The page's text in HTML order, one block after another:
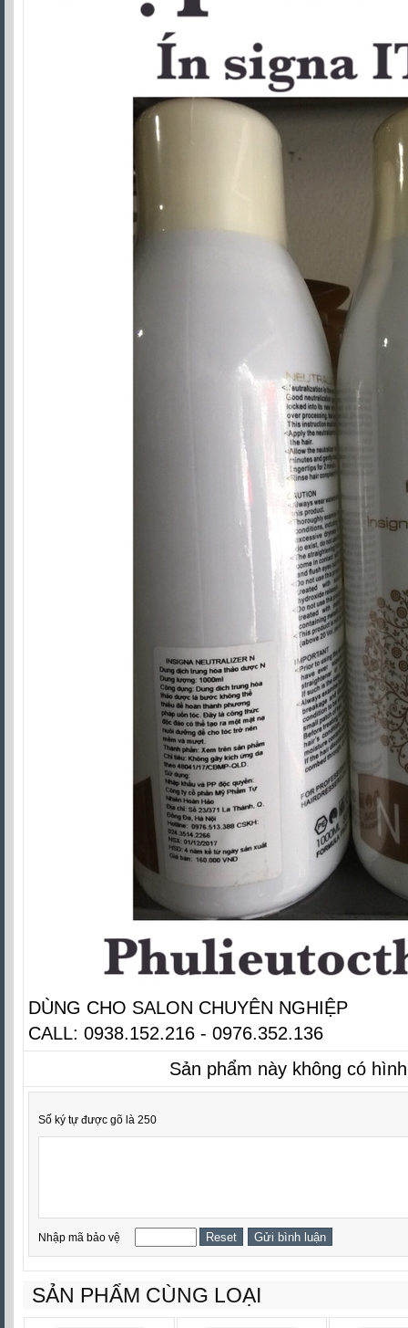
DÙNG CHO SALON CHUYÊN NGHIỆP
CALL: 0938.152.216 - 0976.352.136
Sản phẩm này không có
Số ký tự được gõ là 250
Nhập mã bảo vệ
SẢN PHẨM CÙNG LOẠI